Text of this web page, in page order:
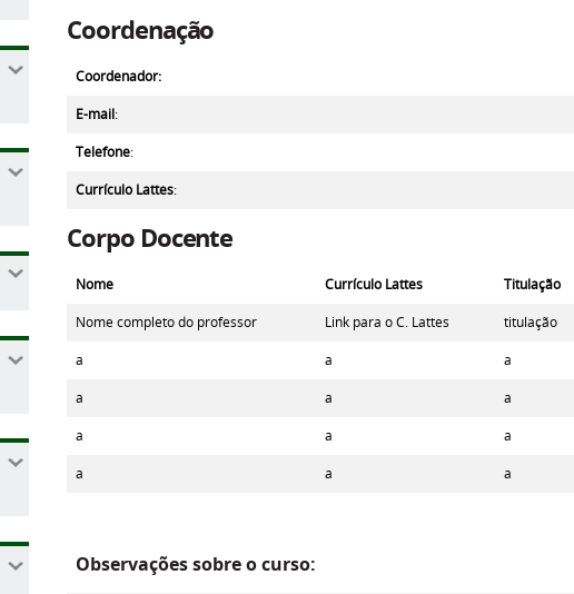
Coordenação
Coordenador:
E-mail:
Telefone:
Currículo Lattes:
Corpo Docente
Nome Currículo Lattes Titulação
Nome completo do professor
Link para o C. Lattes titulação
a
a a
a
a a
a
a a
a
a a
Observações sobre o curso: